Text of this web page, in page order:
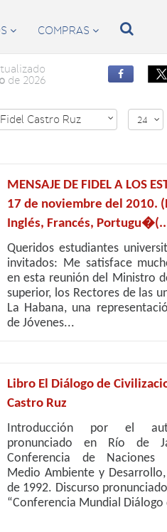
 COMPRAS  
de 2026

Castro Ruz  24 
MENSAJE DE FIDEL A LOS
17 de noviembre del 2010.
Inglés, Francés,
Queridos estudiantes
invitados: Me satisface
en esta reunión del Ministro
superior, los Rectores de las
La Habana, una
de Jóvenes...
Libro El Diálogo de
Castro Ruz
Introducción por el
pronunciado en Río de
Conferencia de Naciones
Medio Ambiente y
de 1992. Discurso
“Conferencia Mundial Diálogo